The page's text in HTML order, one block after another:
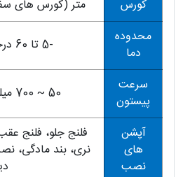
کورس
متر (کورس های
محدوده
دما
-5 تا 60 درجه سانتیگراد.
سرعت
پیستون
50 ~ 700 میلی متر در ثانیه.
آپشن
های
نصب
فلنج جلو، فلنج
نری، بند مادگی،